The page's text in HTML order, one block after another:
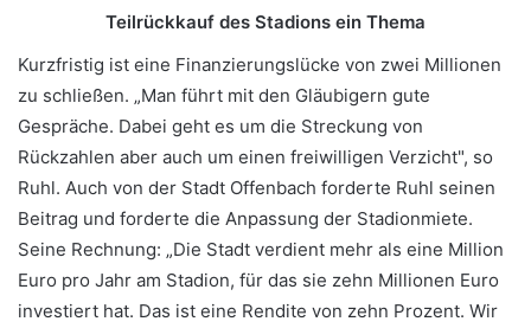
Teilrückkauf des Stadions ein Thema
Kurzfristig ist eine Finanzierungslücke von zwei Millionen
zu schließen. „Man führt mit den Gläubigern gute
Gespräche. Dabei geht es um die Streckung von
Rückzahlen aber auch um einen freiwilligen Verzicht", so
Ruhl. Auch von der Stadt Offenbach forderte Ruhl seinen
Beitrag und forderte die Anpassung der Stadionmiete.
Seine Rechnung: „Die Stadt verdient mehr als eine Million
Euro pro Jahr am Stadion, für das sie zehn Millionen Euro
investiert hat. Das ist eine Rendite von zehn Prozent. Wir